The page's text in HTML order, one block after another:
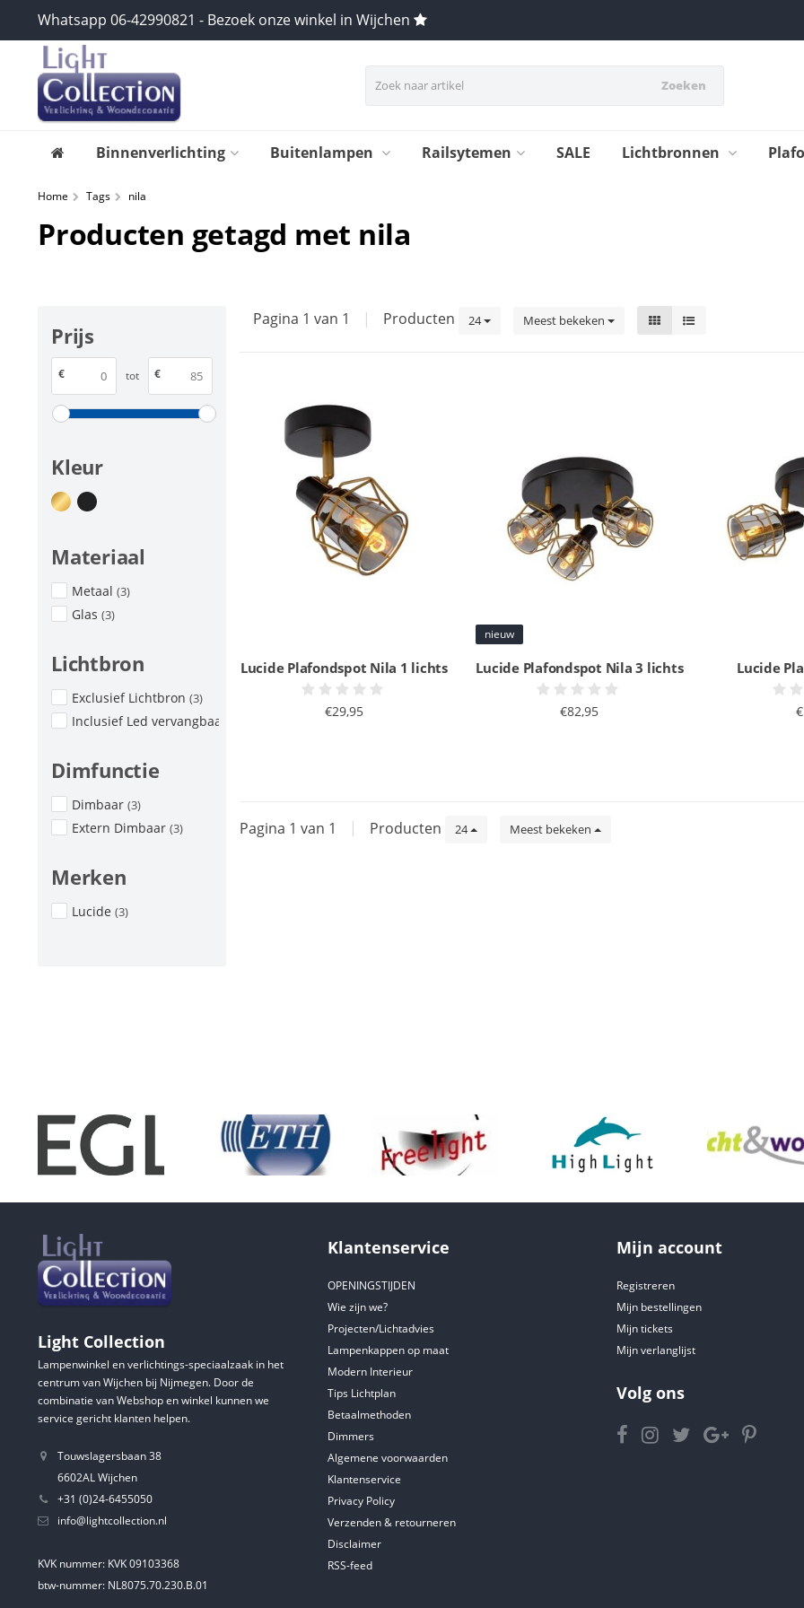
Whatsapp 06-42990821 - Bezoek onze winkel in Wijchen
Zoeken
Binnenverlichting Buitenlampen Railsytemen SALE Lichtbronnen
Home Tags nila
Producten getagd met nila
Prijs
€ tot €
Kleur
Materiaal
Metaal (3)
Glas (3)
Lichtbron
Exclusief Lichtbron (3)
Inclusief Led vervangbaar
Dimfunctie
Dimbaar (3)
Extern Dimbaar (3)
Merken
Lucide (3)
Pagina 1 van 1 | Producten 24 Meest bekeken
Lucide Plafondspot Nila 1 lichts
€29,95
nieuw
Lucide Plafondspot Nila 3 lichts
€82,95
Lucide
Pagina 1 van 1 | Producten 24 Meest bekeken
Light Collection
Lampenwinkel en verlichtings-speciaalzaak in het
centrum van Wijchen bij Nijmegen. Door de
combinatie van Webshop en winkel kunnen we
service gericht klanten helpen.
Touwslagersbaan 38
6602AL Wijchen
+31 (0)24-6455050
info@lightcollection.nl
KVK nummer: KVK 09103368
btw-nummer: NL8075.70.230.B.01
Klantenservice
OPENINGSTIJDEN
Wie zijn we?
Projecten/Lichtadvies
Lampenkappen op maat
Modern Interieur
Tips Lichtplan
Betaalmethoden
Dimmers
Algemene voorwaarden
Klantenservice
Privacy Policy
Verzenden & retourneren
Disclaimer
RSS-feed
Mijn account
Registreren
Mijn bestellingen
Mijn tickets
Mijn verlanglijst
Volg ons